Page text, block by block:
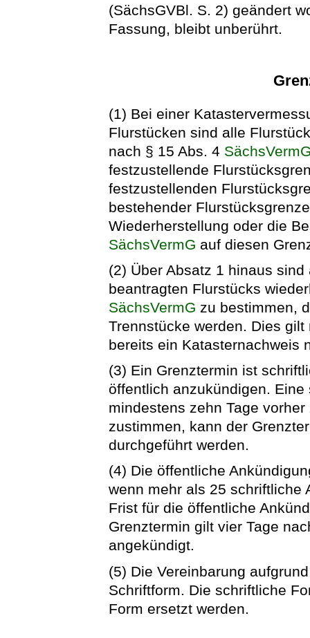
(SächsGVBl. S. 2) geändert
Fassung, bleibt unberührt.
(1) Bei einer
Flurstücken sind alle
nach § 15 Abs. 4
festzustellende
festzustellenden
bestehender
Wiederherstellung oder die
SächsVermG auf diesen
(2) Über Absatz 1 hinaus
beantragten Flurstücks
SächsVermG zu bestimmen,
Trennstücke werden. Dies
bereits ein Katasternachweis
(3) Ein Grenztermin ist
öffentlich anzukündigen.
mindestens zehn Tage
zustimmen, kann der
durchgeführt werden.
(4) Die öffentliche
wenn mehr als 25 schriftliche
Frist für die öffentliche
Grenztermin gilt vier Tage
angekündigt.
(5) Die Vereinbarung
Schriftform. Die schriftliche
Form ersetzt werden.